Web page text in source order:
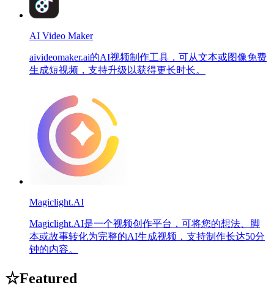
AI Video Maker
aivideomaker.ai的AI视频制作工具，可从文本或图像免费
生成短视频，支持升级以获得更长时长。
Magiclight.AI
Magiclight.AI是一个视频创作平台，可将您的想法、脚
本或故事转化为完整的AI生成视频，支持制作长达50分
钟的内容。
☆Featured